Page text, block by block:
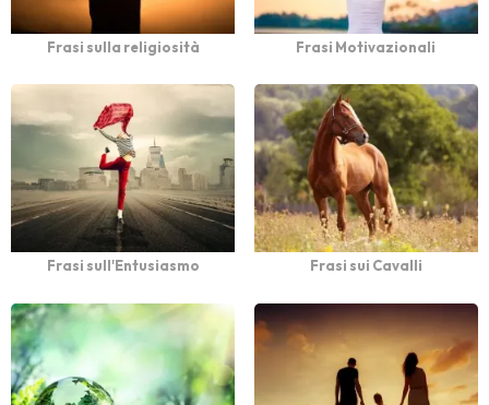
Frasi sulla religiosità Frasi Motivazionali
Frasi sull'Entusiasmo Frasi sui Cavalli